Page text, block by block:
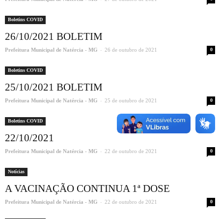
Boletins COVID
26/10/2021 BOLETIM
Prefeitura Municipal de Natércia - MG - 26 de outubro de 2021 0
Boletins COVID
25/10/2021 BOLETIM
Prefeitura Municipal de Natércia - MG - 25 de outubro de 2021 0
Boletins COVID
22/10/2021
Prefeitura Municipal de Natércia - MG - 22 de outubro de 2021 0
Notícias
A VACINAÇÃO CONTINUA 1ª DOSE
Prefeitura Municipal de Natércia - MG - 22 de outubro de 2021 0